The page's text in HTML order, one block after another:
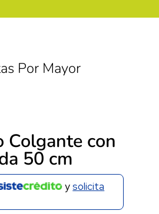
Por Mayor
Colgante con
50 cm
ysolicita